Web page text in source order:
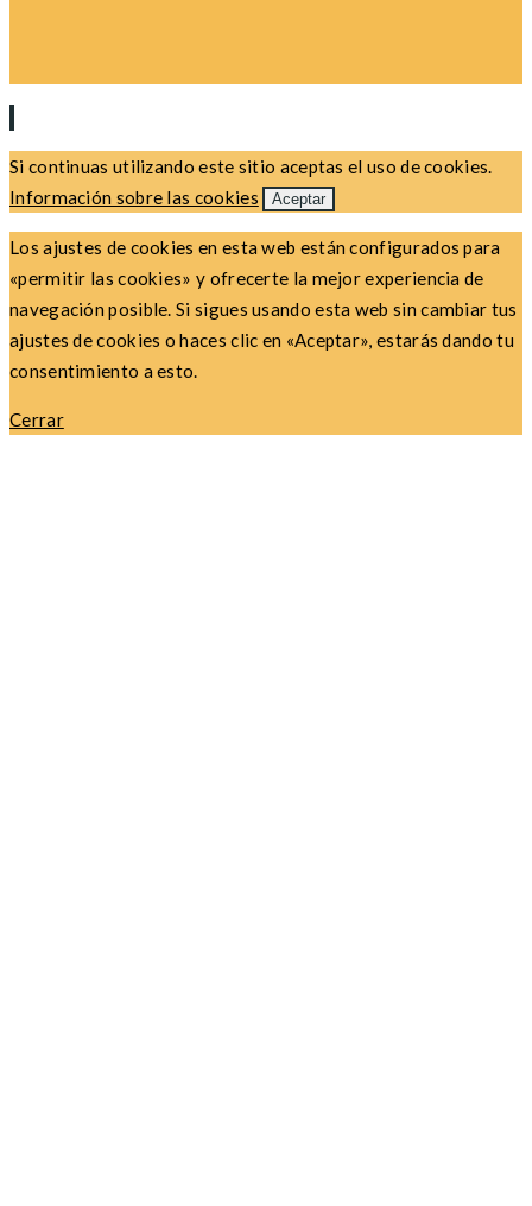
Si continuas utilizando este sitio aceptas el uso de cookies.
Información sobre las cookies
Aceptar
Los ajustes de cookies en esta web están configurados para
«permitir las cookies» y ofrecerte la mejor experiencia de
navegación posible. Si sigues usando esta web sin cambiar tus
ajustes de cookies o haces clic en «Aceptar», estarás dando tu
consentimiento a esto.
Cerrar